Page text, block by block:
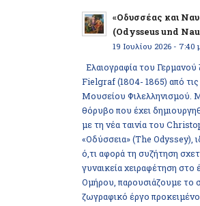
«Οδυσσέας και
(Odysseus und
19 Ιουλίου 2026 - 7:40
Ελαιογραφία του
Fielgraf (1804- 1865) από
Μουσείου Φιλελληνισμού.
θόρυβο που έχει
με τη νέα ταινία του
«Οδύσσεια» (The Odyssey),
ό,τι αφορά τη συζήτηση
γυναικεία χειραφέτηση στο
Ομήρου, παρουσιάζουμε το
ζωγραφικό έργο